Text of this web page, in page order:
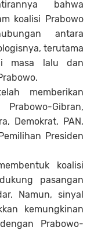
bahwa
koalisi Prabowo
antara
terutama
masa lalu dan
memberikan
Gibran,
Demokrat, PAN,
Presiden
koalisi
pasangan
Namun, sinyal
kemungkinan
Prabowo-